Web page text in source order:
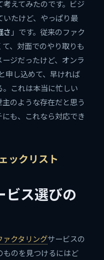
えてみたのです。ビジ
たけど、やっぱり最
さ 」です。従来のファク
、対面でのやり取りも
ジだったけど、オンラ
申し込めて、早ければ
これは本当に忙しい
のような存在だと思う
も、これなら対応でき
ックリスト
ビス選びの
ァクタリングサービスの
ものを見つけるにはど